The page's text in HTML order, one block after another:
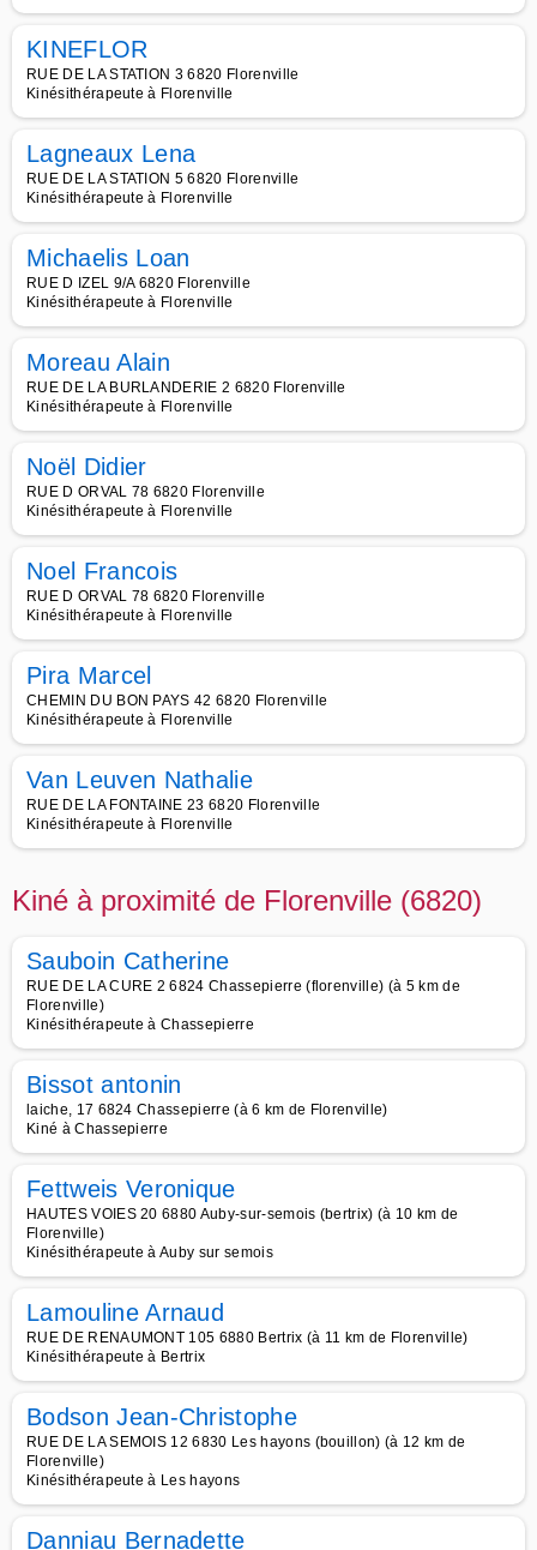
KINEFLOR
RUE DE LA STATION 3 6820 Florenville
Kinésithérapeute à Florenville
Lagneaux Lena
RUE DE LA STATION 5 6820 Florenville
Kinésithérapeute à Florenville
Michaelis Loan
RUE D IZEL 9/A 6820 Florenville
Kinésithérapeute à Florenville
Moreau Alain
RUE DE LA BURLANDERIE 2 6820 Florenville
Kinésithérapeute à Florenville
Noël Didier
RUE D ORVAL 78 6820 Florenville
Kinésithérapeute à Florenville
Noel Francois
RUE D ORVAL 78 6820 Florenville
Kinésithérapeute à Florenville
Pira Marcel
CHEMIN DU BON PAYS 42 6820 Florenville
Kinésithérapeute à Florenville
Van Leuven Nathalie
RUE DE LA FONTAINE 23 6820 Florenville
Kinésithérapeute à Florenville
Kiné à proximité de Florenville (6820)
Sauboin Catherine
RUE DE LA CURE 2 6824 Chassepierre (florenville) (à 5 km de
Florenville)
Kinésithérapeute à Chassepierre
Bissot antonin
laiche, 17 6824 Chassepierre (à 6 km de Florenville)
Kiné à Chassepierre
Fettweis Veronique
HAUTES VOIES 20 6880 Auby-sur-semois (bertrix) (à 10 km de
Florenville)
Kinésithérapeute à Auby sur semois
Lamouline Arnaud
RUE DE RENAUMONT 105 6880 Bertrix (à 11 km de Florenville)
Kinésithérapeute à Bertrix
Bodson Jean-Christophe
RUE DE LA SEMOIS 12 6830 Les hayons (bouillon) (à 12 km de
Florenville)
Kinésithérapeute à Les hayons
Danniau Bernadette